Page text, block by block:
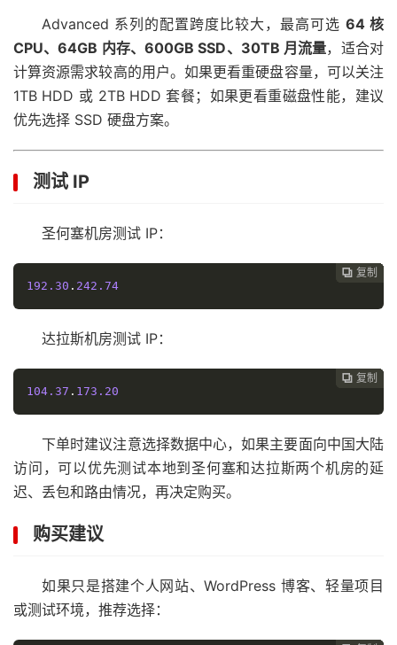
Advanced 系列的配置跨度比较大，最高可选 64 核
CPU、64GB 内存、600GB SSD、30TB 月流量，适合对
计算资源需求较高的用户。如果更看重硬盘容量，可以关注
1TB HDD 或 2TB HDD 套餐；如果更看重磁盘性能，建议
优先选择 SSD 硬盘方案。
测试 IP
圣何塞机房测试 IP：
 复制
 复制
 复制
 复制
 复制
 复制
192.30 . 242.74
达拉斯机房测试 IP：
 复制
 复制
 复制
 复制
 复制
104.37 . 173.20
下单时建议注意选择数据中心，如果主要面向中国大陆
访问，可以优先测试本地到圣何塞和达拉斯两个机房的延
迟、丢包和路由情况，再决定购买。
购买建议
如果只是搭建个人网站、WordPress 博客、轻量项目
或测试环境，推荐选择：